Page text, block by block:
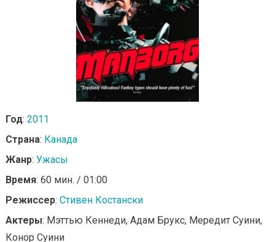
Год: 2011
Страна: Канада
Жанр: Ужасы
Время: 60 мин. / 01:00
Режиссер: Стивен Костански
Актеры: Мэттью Кеннеди, Адам Брукс, Мередит Суини,
Конор Суини